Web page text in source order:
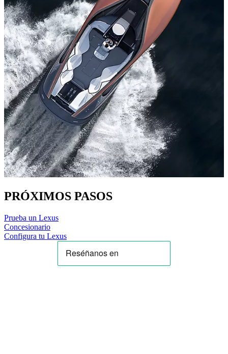
PRÓXIMOS PASOS
Prueba un Lexus
Concesionario
Configura tu Lexus